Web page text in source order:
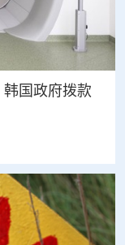
国政府拨款